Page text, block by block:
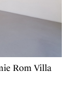
Rom Villa